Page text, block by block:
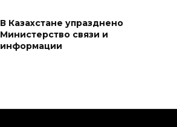
В Казахстане упразднено
Министерство связи и
информации